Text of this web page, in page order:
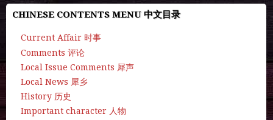
CHINESE CONTENTS MENU 中文目录
Current Affair 时事
Comments 评论
Local Issue Comments 犀声
Local News 犀乡
History 历史
Important character 人物